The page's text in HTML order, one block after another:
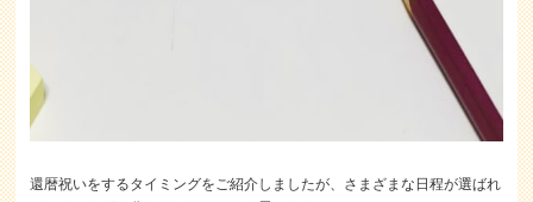
還暦祝いをするタイミングをご紹介しましたが、さまざまな日程が選ばれ